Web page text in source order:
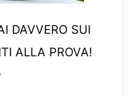
DAVVERO SUI
ALLA PROVA!